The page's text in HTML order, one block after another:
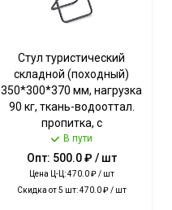
Стул туристический
складной (походный)
350*300*370 мм, нагрузка
90 кг, ткань-водооттал.
пропитка, с
ТРОПИЧЕСКИМИ
ЛИСТЬЯМИ ТЕМНЫЙ арт.
ПС/2 NIKA [5]
В пути
Опт: 500.0 ₽ / шт
Цена Ц-Ц: 470.0 ₽ / шт
Скидка от 5 шт: 470.0 ₽ / шт